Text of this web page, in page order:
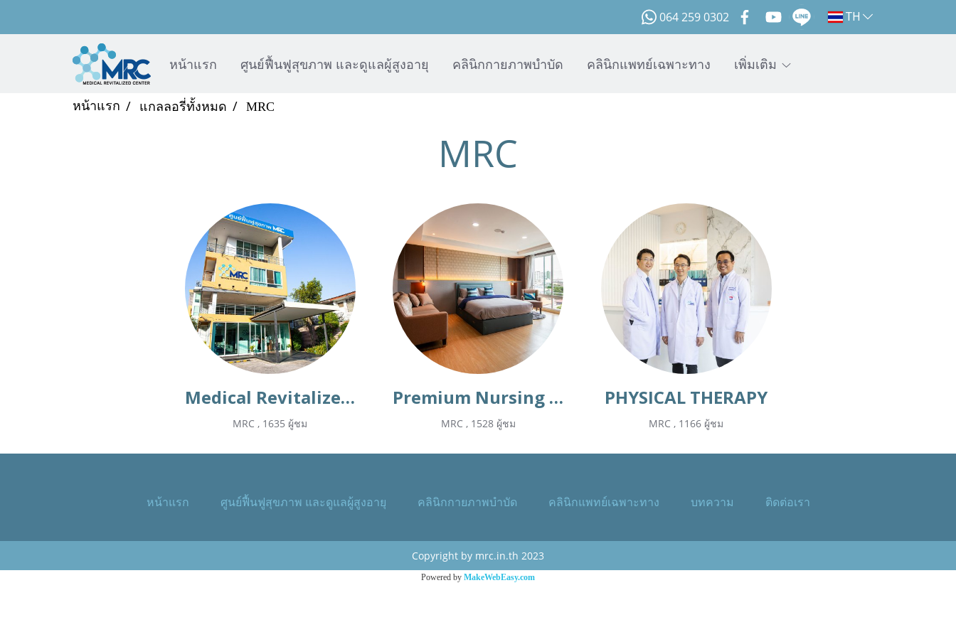
064 259 0302 TH
หน้าแรก ศูนย์ฟื้นฟูสุขภาพ และดูแลผู้สูงอายุ คลินิกกายภาพบำบัด คลินิกแพทย์เฉพาะทาง เพิ่มเติม
หน้าแรก แกลลอรี่ทั้งหมด MRC
MRC
Medical Revitalized Center
MRC , 1635 ผู้ชม
Premium Nursing Home
MRC , 1528 ผู้ชม
PHYSICAL THERAPY
MRC , 1166 ผู้ชม
หน้าแรก ศูนย์ฟื้นฟูสุขภาพ และดูแลผู้สูงอายุ คลินิกกายภาพบำบัด คลินิกแพทย์เฉพาะทาง บทความ ติดต่อเรา
Copyright by mrc.in.th 2023
Powered by MakeWebEasy.com